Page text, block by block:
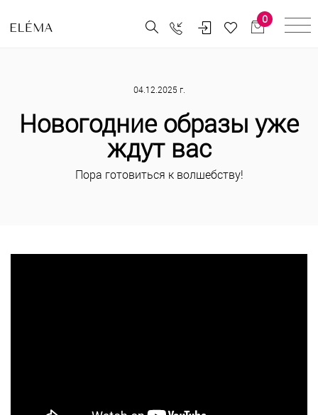
0
04.12.2025 г.
Новогодние образы уже
ждут вас
Пора готовиться к волшебству!